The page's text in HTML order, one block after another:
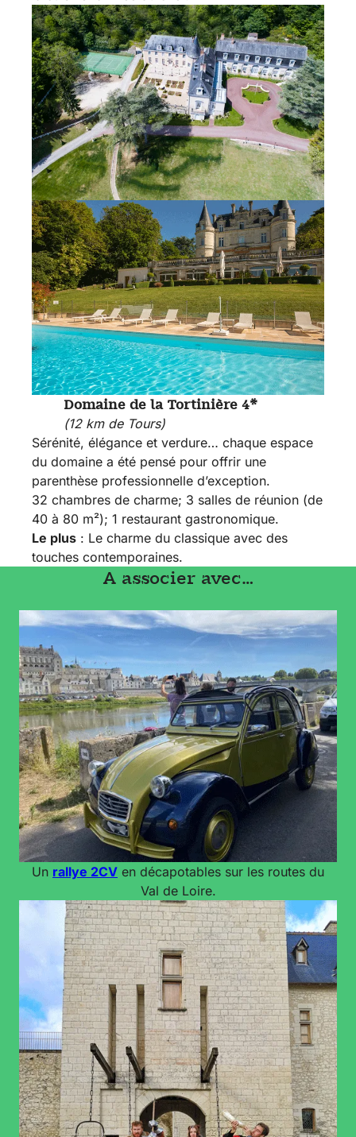
Domaine de la Tortinière 4*
(12 km de Tours)
Sérénité, élégance et verdure… chaque espace
du domaine a été pensé pour offrir une
parenthèse professionnelle d’exception.
32 chambres de charme; 3 salles de réunion (de
40 à 80 m²); 1 restaurant gastronomique.
Le plus : Le charme du classique avec des
touches contemporaines.
A associer avec…
Un rallye 2CV en décapotables sur les routes du
Val de Loire.